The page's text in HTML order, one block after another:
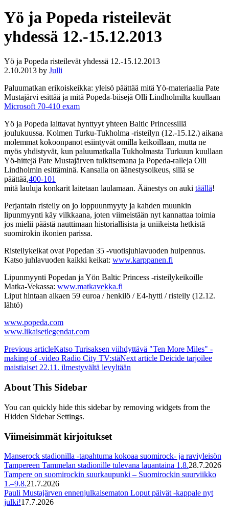
Yö ja Popeda risteilevät
yhdessä 12.-15.12.2013
Yö ja Popeda risteilevät yhdessä 12.-15.12.2013
2.10.2013 by Julli
Paluumatkan erikoiskeikka: yleisö päättää mitä Yö-materiaalia Pate
Mustajärvi esittää ja mitä Popeda-biisejä Olli Lindholmilta kuullaan
Microsoft 70-410 exam
Yö ja Popeda laittavat hynttyyt yhteen Baltic Princessillä
joulukuussa. Kolmen Turku-Tukholma -risteilyn (12.-15.12.) aikana
molemmat kokoonpanot esiintyvät omilla keikoillaan, mutta ne
myös yhdistyvät, kun paluumatkalla Tukholmasta Turkuun kuullaan
Yö-hittejä Pate Mustajärven tulkitsemana ja Popeda-ralleja Olli
Lindholmin esittäminä. Kansalla on äänestysoikeus, sillä se
päättää,400-101
mitä lauluja konkarit laitetaan laulamaan. Äänestys on auki täällä!
Perjantain risteily on jo loppuunmyyty ja kahden muunkin
lipunmyynti käy vilkkaana, joten viimeistään nyt kannattaa toimia
jos mielii päästä nauttimaan historiallisista ja uniikeista hetkistä
suomirokin ikonien parissa.
Risteilykeikat ovat Popedan 35 -vuotisjuhlavuoden huipennus.
Katso juhlavuoden kaikki keikat: www.karppanen.fi
Lipunmyynti Popedan ja Yön Baltic Princess -risteilykeikoille
Matka-Vekassa: www.matkavekka.fi
Liput hintaan alkaen 59 euroa / henkilö / E4-hytti / risteily (12.12.
lähtö)
www.popeda.com
www.likaisetlegendat.com
Previous articleKatso Turisaksen viihdyttävä "Ten More Miles" -
making of -video Radio City TV:stäNext article Deicide tarjoilee
maistiaiset 22.11. ilmestyvältä levyltään
About This Sidebar
You can quickly hide this sidebar by removing widgets from the
Hidden Sidebar Settings.
Viimeisimmät kirjoitukset
Manserock stadionilla -tapahtuma kokoaa suomirock- ja raviyleisön
Tampereen Tammelan stadionille tulevana lauantaina 1.8.28.7.2026
Tampere on suomirockin suurkaupunki – Suomirockin suurviikko
1.–9.8.21.7.2026
Pauli Mustajärven ennenjulkaisematon Loput päivät -kappale nyt
julki!17.7.2026